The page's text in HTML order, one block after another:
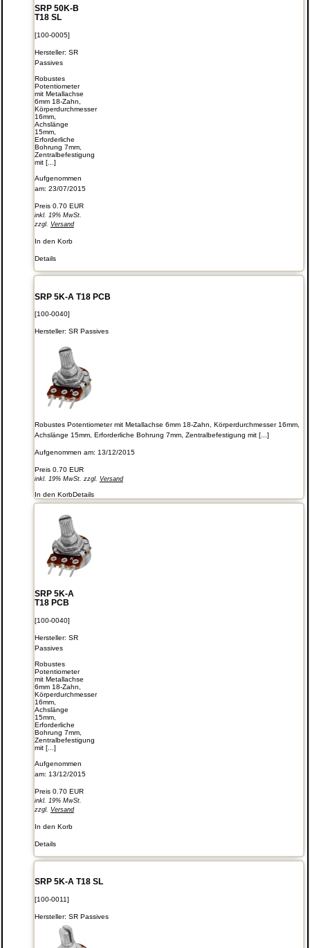
SRP 50K-B
T18 SL
[100-0005]
Hersteller: SR
Passives
Robustes
Potentiometer
mit Metallachse
6mm 18-Zahn,
Körperdurchmesser
16mm,
Achslänge
15mm,
Erforderliche
Bohrung 7mm,
Zentralbefestigung
mit [...]
Aufgenommen
am: 23/07/2015
Preis 0.70 EUR
inkl. 19% MwSt.
zzgl. Versand
In den Korb
Details
SRP 5K-A T18 PCB
[100-0040]
Hersteller: SR Passives
Robustes Potentiometer mit Metallachse 6mm 18-Zahn, Körperdurchmesser 16mm,
Achslänge 15mm, Erforderliche Bohrung 7mm, Zentralbefestigung mit [...]
Aufgenommen am: 13/12/2015
Preis 0.70 EUR
inkl. 19% MwSt. zzgl. Versand
In den KorbDetails
SRP 5K-A
T18 PCB
[100-0040]
Hersteller: SR
Passives
Robustes
Potentiometer
mit Metallachse
6mm 18-Zahn,
Körperdurchmesser
16mm,
Achslänge
15mm,
Erforderliche
Bohrung 7mm,
Zentralbefestigung
mit [...]
Aufgenommen
am: 13/12/2015
Preis 0.70 EUR
inkl. 19% MwSt.
zzgl. Versand
In den Korb
Details
SRP 5K-A T18 SL
[100-0011]
Hersteller: SR Passives